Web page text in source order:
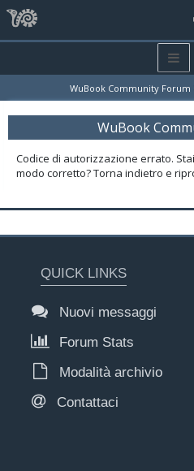
WuBook Community Forum
WuBook
Codice di autorizzazione errato.
modo corretto? Torna indietro e
QUICK LINKS
Nuovi messaggi
Forum Stats
Modalità archivio
Contattaci